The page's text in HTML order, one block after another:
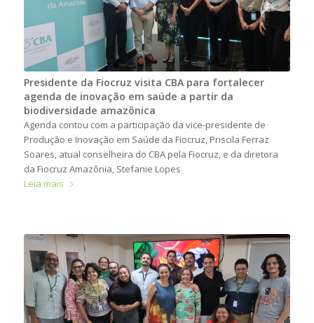
Presidente da Fiocruz visita CBA para fortalecer
agenda de inovação em saúde a partir da
biodiversidade amazônica
Agenda contou com a participação da vice-presidente de
Produção e Inovação em Saúde da Fiocruz, Priscila Ferraz
Soares, atual conselheira do CBA pela Fiocruz, e da diretora
da Fiocruz Amazônia, Stefanie Lopes
Leia mais